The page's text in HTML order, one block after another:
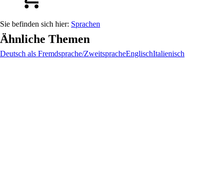
Sprachen
Ähnliche Themen
Deutsch als Fremdsprache/ZweitspracheEnglischItalienisch